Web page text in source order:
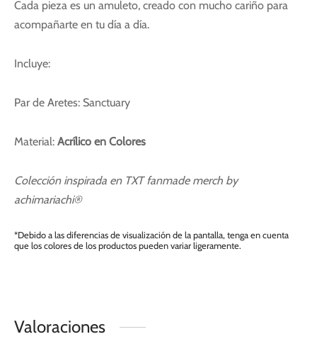
Cada pieza es un amuleto, creado con mucho cariño para
acompañarte en tu día a día.
Incluye:
Par de Aretes: Sanctuary
Material: Acrílico en Colores
Colección inspirada en TXT fanmade merch by
achimariachi®
*Debido a las diferencias de visualización de la pantalla, tenga en cuenta
que los colores de los productos pueden variar ligeramente.
Valoraciones